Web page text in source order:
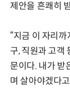
제안을 흔쾌히
“지금 이 자리
구, 직원과 고객
문이다. 내가 받
며 살아야겠다